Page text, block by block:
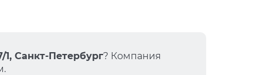
1, Санкт-Петербург? Компания